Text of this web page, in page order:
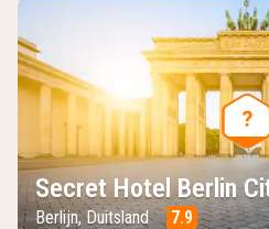
Secret Hotel Berlin
Berlijn, Duitsland 7.9